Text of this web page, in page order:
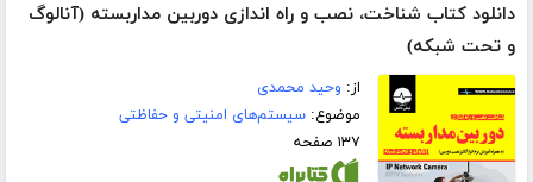
دانلود کتاب شناخت، نصب و راه اندازی دوربین مداربسته (آنالوگ
و تحت شبکه)
از: وحید محمدی
موضوع:سیستم‌های امنیتی و حفاظتی
۱۳۷ صفحه